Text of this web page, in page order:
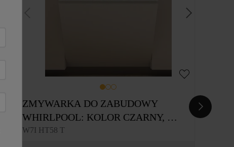
ZMYWARKA DO ZABUDOWY
WHIRLPOOL: KOLOR CZARNY,
PEŁNOWYMIAROWA - W7I HT58 T
W7I HT58 T